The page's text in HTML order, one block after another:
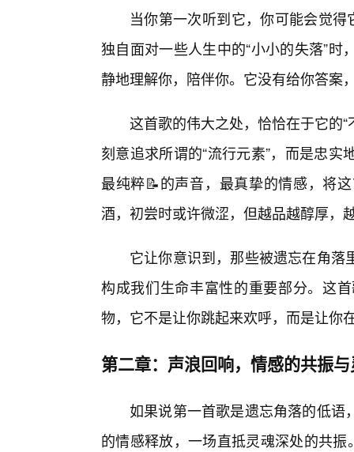
当你第一次听到它，你可能会觉
独自面对一些人生中的“小小的失落”
静地理解你，陪伴你。它没有给你答案
这首歌的伟大之处，恰恰在于它的
刻意追求所谓的“流行元素”，而是忠
最纯粹📝的声音，最真挚的情感，将
酒，初尝时或许微涩，但越品越醇厚，
它让你意识到，那些被遗忘在角
构成我们生命丰富性的重要部分。这
物，它不是让你跳起来欢呼，而是让你
第二章：声浪回响，情感的共振
如果说第一首歌是遗忘角落的低语
的情感释放，一场直抵灵魂深处的共